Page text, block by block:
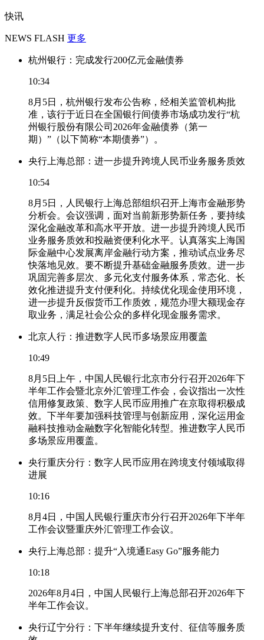
快讯
NEWS FLASH 更多
杭州银行：完成发行200亿元金融债券
10:34
8月5日，杭州银行发布公告称，经相关监管机构批
准，该行于近日在全国银行间债券市场成功发行“杭
州银行股份有限公司2026年金融债券（第一
期）”（以下简称“本期债券”）。
央行上海总部：进一步提升跨境人民币业务服务质效
10:54
8月5日，人民银行上海总部组织召开上海市金融形势
分析会。会议强调，面对当前新形势新任务，要持续
深化金融改革和高水平开放。进一步提升跨境人民币
业务服务质效和投融资便利化水平。认真落实上海国
际金融中心发展离岸金融行动方案，推动试点业务尽
快落地见效。要不断提升基础金融服务质效。进一步
巩固完善多层次、多元化支付服务体系，常态化、长
效化推进提升支付便利化。持续优化现金使用环境，
进一步提升反假货币工作质效，规范办理大额现金存
取业务，满足社会公众的多样化现金服务需求。
北京人行：推进数字人民币多场景应用覆盖
10:49
8月5日上午，中国人民银行北京市分行召开2026年下
半年工作会暨北京外汇管理工作会，会议指出一次性
信用修复政策、数字人民币应用推广在京取得积极成
效。下半年要加强科技管理与创新应用，深化运用金
融科技推动金融数字化智能化转型。推进数字人民币
多场景应用覆盖。
央行重庆分行：数字人民币应用在跨境支付领域取得
进展
10:16
8月4日，中国人民银行重庆市分行召开2026年下半年
工作会议暨重庆外汇管理工作会议。
央行上海总部：提升“入境通Easy Go”服务能力
10:18
2026年8月4日，中国人民银行上海总部召开2026年下
半年工作会议。
央行辽宁分行：下半年继续提升支付、征信等服务质